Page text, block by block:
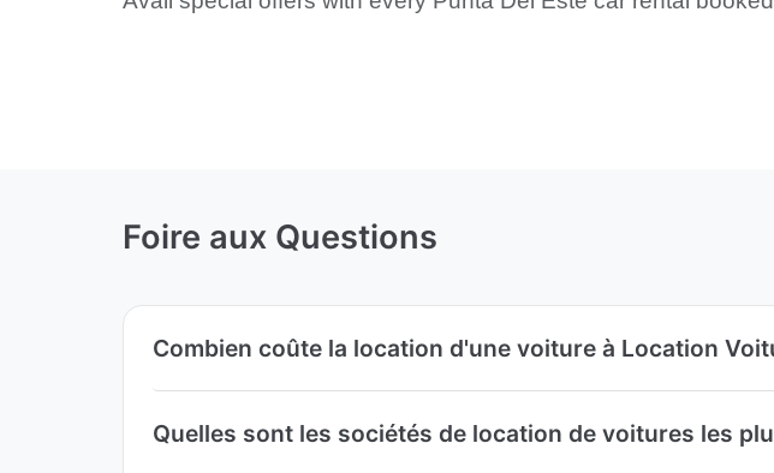
Foire aux Questions
Combien coûte la location d'une voiture à Location
Quelles sont les sociétés de location de voitures les